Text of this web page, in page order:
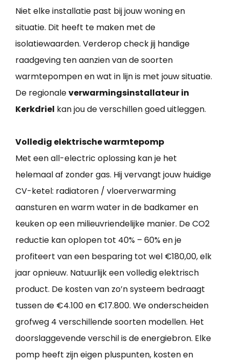
Niet elke installatie past bij jouw woning en
situatie. Dit heeft te maken met de
isolatiewaarden. Verderop check jij handige
raadgeving ten aanzien van de soorten
warmtepompen en wat in lijn is met jouw situatie.
De regionaleverwarmingsinstallateur in
Kerkdriel kan jou de verschillen goed uitleggen.
Volledig elektrische warmtepomp
Met een all-electric oplossing kan je het
helemaal af zonder gas. Hij vervangt jouw huidige
CV-ketel: radiatoren / vloerverwarming
aansturen en warm water in de badkamer en
keuken op een milieuvriendelijke manier. De CO2
reductie kan oplopen tot 40% – 60% en je
profiteert van een besparing tot wel €180,00, elk
jaar opnieuw. Natuurlijk een volledig elektrisch
product. De kosten van zo’n systeem bedraagt
tussen de €4.100 en €17.800. We onderscheiden
grofweg 4 verschillende soorten modellen. Het
doorslaggevende verschil is de energiebron. Elke
pomp heeft zijn eigen pluspunten, kosten en